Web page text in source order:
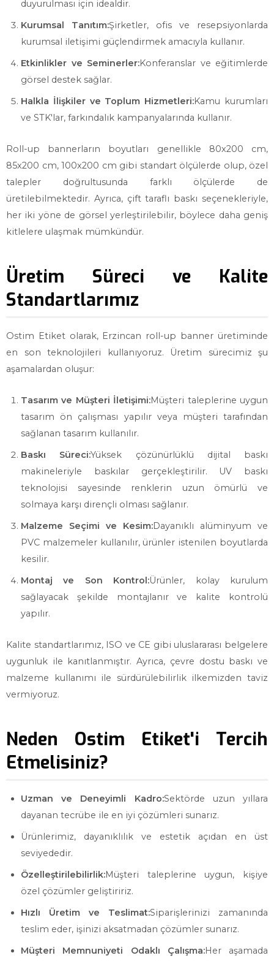
duyurulması için idealdir.
Kurumsal Tanıtım:Şirketler, ofis ve resepsiyonlarda
kurumsal iletişimi güçlendirmek amacıyla kullanır.
Etkinlikler ve Seminerler:Konferanslar ve eğitimlerde
görsel destek sağlar.
Halkla İlişkiler ve Toplum Hizmetleri:Kamu kurumları
ve STK'lar, farkındalık kampanyalarında kullanır.
Roll-up bannerların boyutları genellikle 80x200 cm,
85x200 cm, 100x200 cm gibi standart ölçülerde olup, özel
talepler doğrultusunda farklı ölçülerde de
üretilebilmektedir. Ayrıca, çift taraflı baskı seçenekleriyle,
her iki yöne de görsel yerleştirilebilir, böylece daha geniş
kitlelere ulaşmak mümkündür.
Üretim Süreci ve Kalite
Standartlarımız
Ostim Etiket olarak, Erzincan roll-up banner üretiminde
en son teknolojileri kullanıyoruz. Üretim sürecimiz şu
aşamalardan oluşur:
Tasarım ve Müşteri İletişimi:Müşteri taleplerine uygun
tasarım ön çalışması yapılır veya müşteri tarafından
sağlanan tasarım kullanılır.
Baskı Süreci:Yüksek çözünürlüklü dijital baskı
makineleriyle baskılar gerçekleştirilir. UV baskı
teknolojisi sayesinde renklerin uzun ömürlü ve
solmaya karşı dirençli olması sağlanır.
Malzeme Seçimi ve Kesim:Dayanıklı alüminyum ve
PVC malzemeler kullanılır, ürünler istenilen boyutlarda
kesilir.
Montaj ve Son Kontrol:Ürünler, kolay kurulum
sağlayacak şekilde montajlanır ve kalite kontrolü
yapılır.
Kalite standartlarımız, ISO ve CE gibi uluslararası belgelere
uygunluk ile kanıtlanmıştır. Ayrıca, çevre dostu baskı ve
malzeme kullanımı ile sürdürülebilirlik ilkemizden taviz
vermiyoruz.
Neden Ostim Etiket'i Tercih
Etmelisiniz?
Uzman ve Deneyimli Kadro:Sektörde uzun yıllara
dayanan tecrübe ile en iyi çözümleri sunarız.
Ürünlerimiz, dayanıklılık ve estetik açıdan en üst
seviyededir.
Özelleştirilebilirlik:Müşteri taleplerine uygun, kişiye
özel çözümler geliştiririz.
Hızlı Üretim ve Teslimat:Siparişlerinizi zamanında
teslim eder, işinizi aksatmadan çözümler sunarız.
Müşteri Memnuniyeti Odaklı Çalışma:Her aşamada